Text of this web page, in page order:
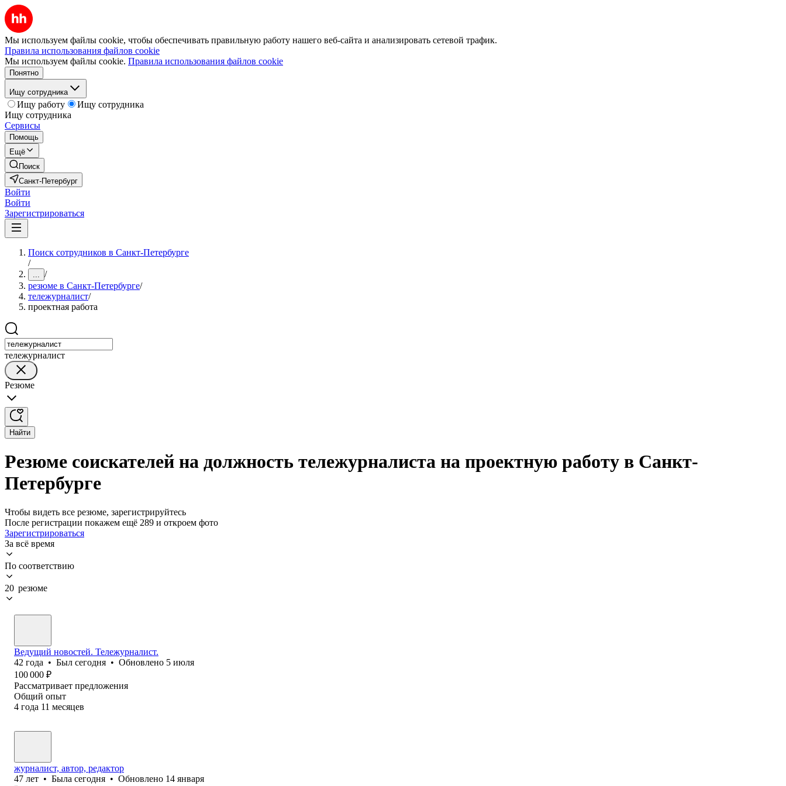
Мы используем файлы cookie, чтобы обеспечивать правильную работу нашего веб-сайта и анализировать сетевой трафик.
Правила использования файлов cookie
Мы используем файлы cookie. Правила использования файлов cookie
Понятно
Ищу сотрудника
Ищу работу
Ищу сотрудника
Ищу сотрудника
Сервисы
Помощь
Ещё
Поиск
Санкт-Петербург
Войти
Войти
Зарегистрироваться
Поиск сотрудников в Санкт-Петербурге
/
... /
резюме в Санкт-Петербурге/
тележурналист/
проектная работа
тележурналист
Резюме
Найти
Резюме соискателей на должность тележурналиста на проектную работу в Санкт-
Петербурге
Чтобы видеть все резюме, зарегистрируйтесь
После регистрации покажем ещё 289 и откроем фото
Зарегистрироваться
За всё время
По соответствию
20 резюме
Ведущий новостей. Тележурналист.
42 года • Был сегодня • Обновлено 5 июля
100 000 ₽
Рассматривает предложения
Общий опыт
4 года 11 месяцев
журналист, автор, редактор
47 лет • Была сегодня • Обновлено 14 января